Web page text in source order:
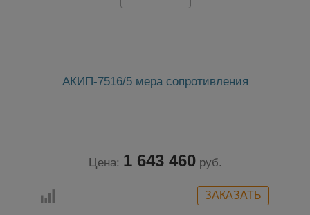
АКИП-7516/5 мера сопротивления
Цена: 1 643 460 руб.